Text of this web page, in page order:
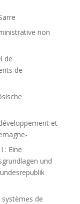
non
de
de
et
: Eine
und
systèmes de